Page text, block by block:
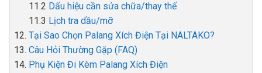
Dấu hiệu cần sửa chữa/thay thế
Lịch tra dầu/mỡ
Tại Sao Chọn Palang Xích Điện Tại NALTAKO?
Câu Hỏi Thường Gặp (FAQ)
Phụ Kiện Đi Kèm Palang Xích Điện